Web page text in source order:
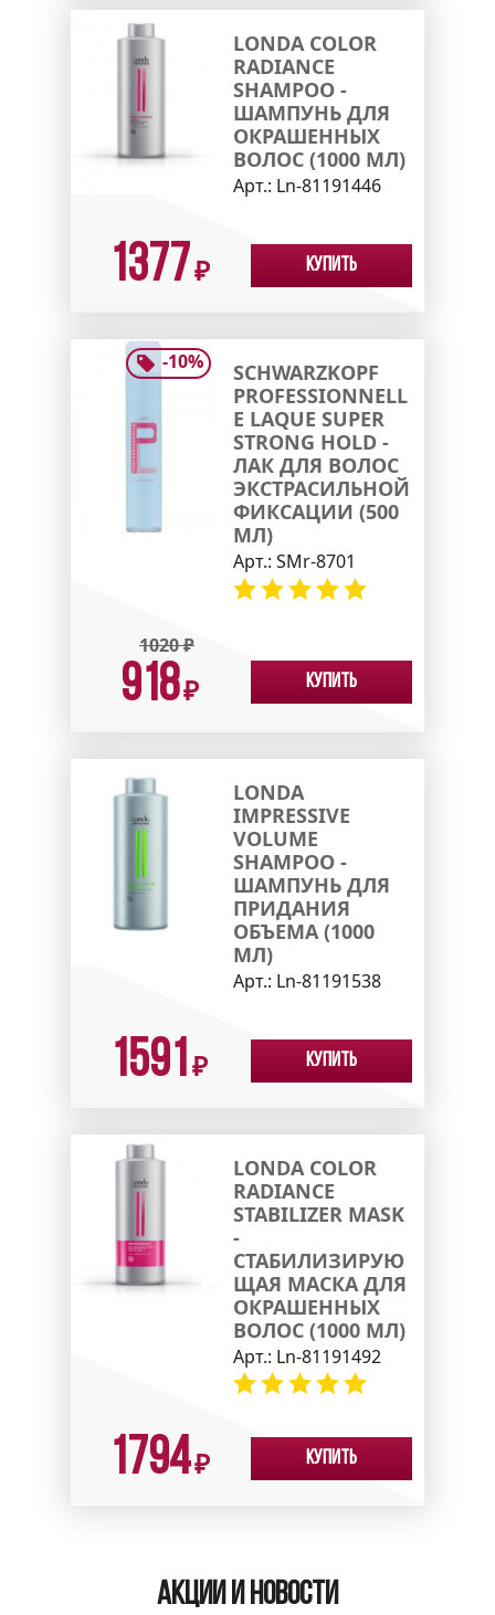
LONDA COLOR
RADIANCE
SHAMPOO -
ШАМПУНЬ ДЛЯ
ОКРАШЕННЫХ
ВОЛОС (1000 МЛ)
Арт.: Ln-81191446
1377₽ Купить
-10%
SCHWARZKOPF
PROFESSIONNELL
E LAQUE SUPER
STRONG HOLD -
ЛАК ДЛЯ ВОЛОС
ЭКСТРАСИЛЬНОЙ
ФИКСАЦИИ (500
МЛ)
Арт.: SMr-8701
1020₽
918₽ Купить
LONDA
IMPRESSIVE
VOLUME
SHAMPOO -
ШАМПУНЬ ДЛЯ
ПРИДАНИЯ
ОБЪЕМА (1000
МЛ)
Арт.: Ln-81191538
1591 ₽ Купить
LONDA COLOR
RADIANCE
STABILIZER MASK
-
СТАБИЛИЗИРУЮ
ЩАЯ МАСКА ДЛЯ
ОКРАШЕННЫХ
ВОЛОС (1000 МЛ)
Арт.: Ln-81191492
1794₽ Купить
Акции и новости